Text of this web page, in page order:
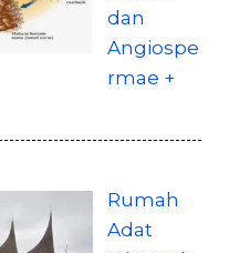
dan
Angiospe
rmae +
Rumah
Adat